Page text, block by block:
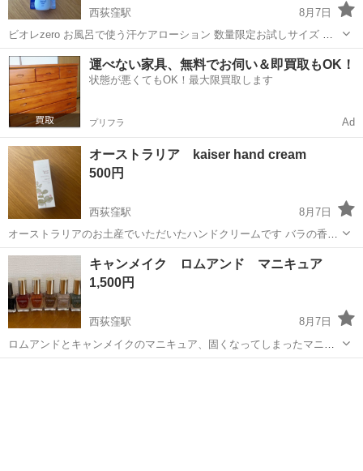
西荻窪駅
8月7日
ビオレzero お風呂で使う汗ケアローション 数量限定お試しサイズ 全
身しっかり約8回分 内容量80ml 部位...ボディー用 ビオレゼロ お風呂
で使う汗ケアローション
東京 杉並区 西荻窪駅 ボディケア ビオレ
運べない家具、無料でお伺い＆即買取もOK！
状態が悪くてもOK！最大限買取します
プリフラ Ad
オーストラリア kaiser hand cream
500円
西荻窪駅
8月7日
オーストラリアのお土産でいただいたハンドクリームです バラの香り
が好みではなさそうなのでお譲りします 箱に少し凹みがありますが、
ラ 薔薇 カイザー
東京 杉並区 西荻窪駅 kaiser
キャンメイク ロムアンド マニキュア
1,500円
西荻窪駅
8月7日
ロムアンドとキャンメイクのマニキュア、固くなってしまったマニキ
ュアを柔らかくできる液体をまとめてお譲りします 残量は写真でご確